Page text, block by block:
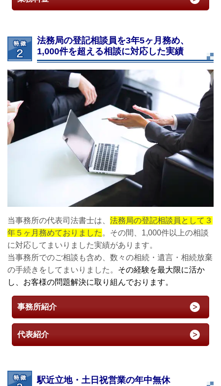
法務局の登記相談員を3年5ヶ月務め、
1,000件を超える相談に対応した実績
当事務所の代表司法書士は、 法務局の登記相談員として３
年５ヶ月務めておりました。その間、1,000件以上の相談
に対応してまいりました実績があります。
当事務所でのご相談も含め、数々の相続・遺言・相続放棄
の手続きをしてまいりました。 その経験を最大限に活か
し、お客様の問題解決に取り組んでおります。
事務所紹介
代表紹介
駅近立地・土日祝営業の年中無休